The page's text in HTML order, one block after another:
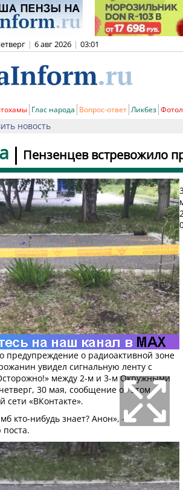
| 6 авг 2026 | 03:01
Глас народа Вопрос-ответ Ликбез
новость
Пензенцев встревожило
предупреждение о радиоактивной зоне
увидел сигнальную ленту с
между 2-м и 3-м Окружными
30 мая, сообщение об этом
сети «ВКонтакте».
кто-нибудь знает? Анон», -
поста.